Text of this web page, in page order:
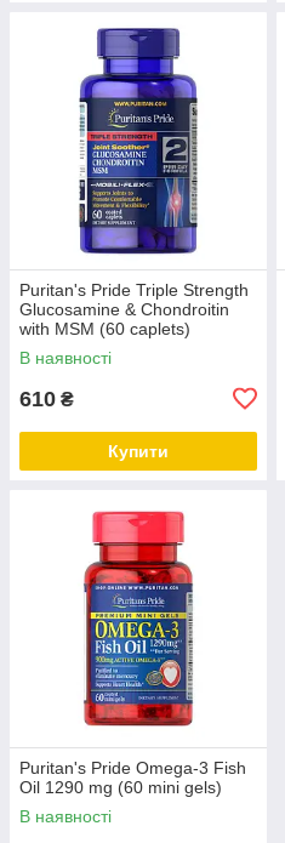
Puritan's Pride Triple Strength
Glucosamine & Chondroitin
with MSM (60 caplets)
В наявності
610 ₴
Купити
Puritan's Pride Omega-3 Fish
Oil 1290 mg (60 mini gels)
В наявності